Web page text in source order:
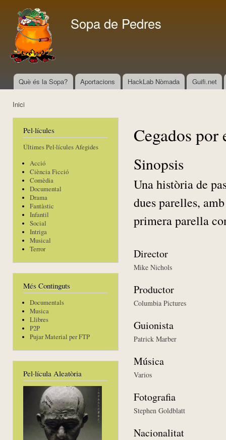
Sopa de Pedres
Menú principal
Què és la Sopa? Aportacions HackLab Nòmada Guifi.net
Inici
Pel·lícules
Últimes Pel·lícules Afegides
Acció
Ciència Ficció
Comèdia
Documental
Drama
Fantàstic
Infantil
Social
Intriga
Musical
Terror
Més Continguts
Documentals
Musica
Llibres
P2P
Pujar Material per FTP
Pel·lícula Aleatòria
Cegados por
Sinopsis
Una història de
dues parelles,
primera parella
Director
Mike Nichols
Productor
Columbia Pictures
Guionista
Patrick Marber
Música
Varios
Fotografia
Stephen Goldblatt
Nacionalitat